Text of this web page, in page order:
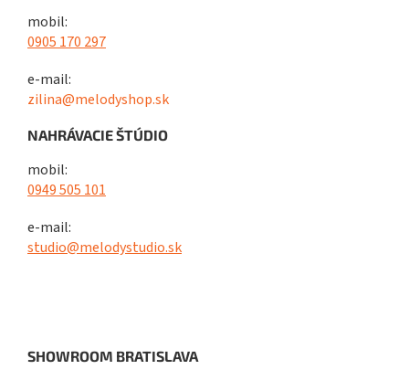
mobil:
0905 170 297
e-mail:
zilina@melodyshop.sk
NAHRÁVACIE ŠTÚDIO
mobil:
0949 505 101
e-mail:
studio@melodystudio.sk
SHOWROOM BRATISLAVA